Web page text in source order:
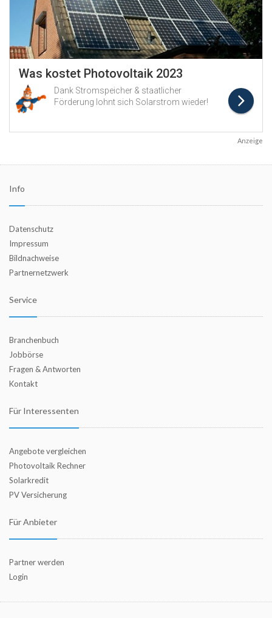
Anzeige
Info
Datenschutz
Impressum
Bildnachweise
Partnernetzwerk
Service
Branchenbuch
Jobbörse
Fragen & Antworten
Kontakt
Für Interessenten
Angebote vergleichen
Photovoltaik Rechner
Solarkredit
PV Versicherung
Für Anbieter
Partner werden
Login